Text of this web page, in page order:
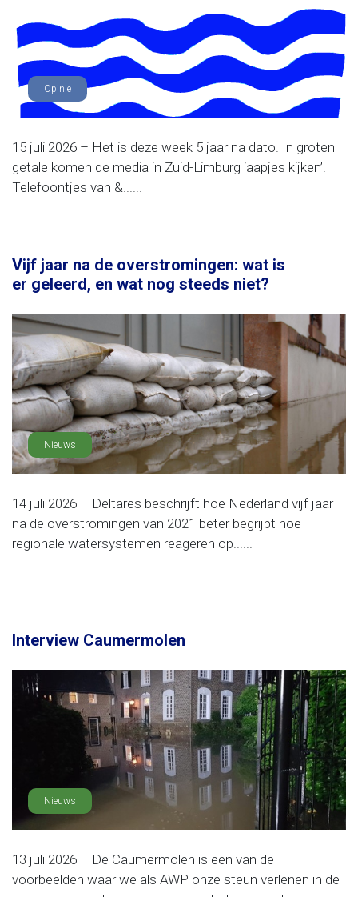
Opinie
15 juli 2026 – Het is deze week 5 jaar na dato. In groten
getale komen de media in Zuid-Limburg ‘aapjes kijken’.
Telefoontjes van &......
Vijf jaar na de overstromingen: wat is
er geleerd, en wat nog steeds niet?
Nieuws
14 juli 2026 – Deltares beschrijft hoe Nederland vijf jaar
na de overstromingen van 2021 beter begrijpt hoe
regionale watersystemen reageren op......
Interview Caumermolen
Nieuws
13 juli 2026 – De Caumermolen is een van de
voorbeelden waar we als AWP onze steun verlenen in de